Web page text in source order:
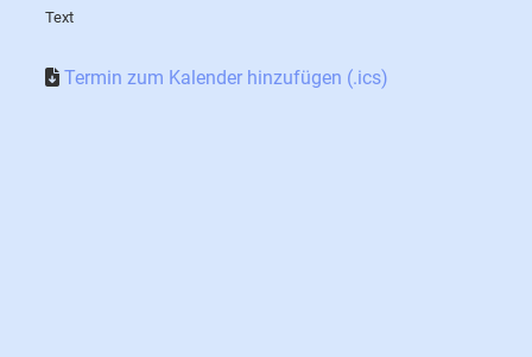
Text
Termin zum Kalender hinzufügen (.ics)